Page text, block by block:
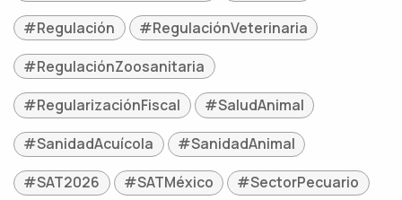
#Regulación
#RegulaciónVeterinaria
#RegulaciónZoosanitaria
#RegularizaciónFiscal
#SaludAnimal
#SanidadAcuícola
#SanidadAnimal
#SAT2026
#SATMéxico
#SectorPecuario